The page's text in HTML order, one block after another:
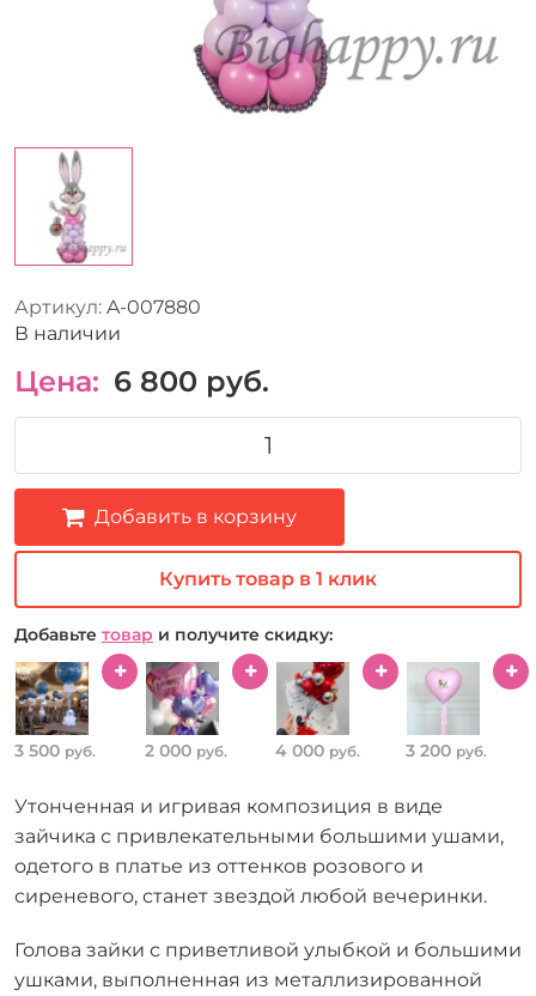
Артикул: A-007880
В наличии
Цена: 6 800 руб.
Добавить в корзину
Купить товар в 1 клик
Добавьте товар и получите скидку:
3 500 руб. 2 000 руб. 4 000 руб. 3 200 руб.
Утонченная и игривая композиция в виде
зайчика с привлекательными большими ушами,
одетого в платье из оттенков розового и
сиреневого, станет звездой любой вечеринки.
Голова зайки с приветливой улыбкой и большими
ушками, выполненная из металлизированной